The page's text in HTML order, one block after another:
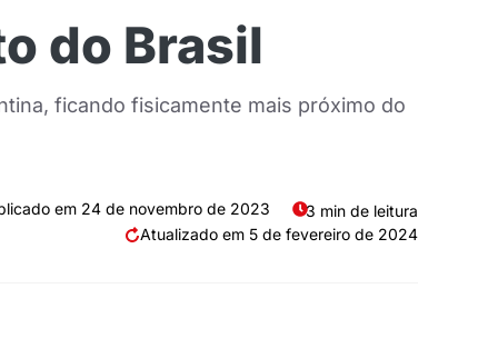
do Brasil
ficando fisicamente mais próximo do
24 de novembro de 2023
3 min de leitura
5 de fevereiro de 2024